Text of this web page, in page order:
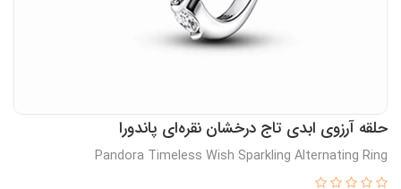
حلقه آرزوی ابدی تاج درخشان نقره‌ای پاندورا
Pandora Timeless Wish Sparkling Alternating Ring